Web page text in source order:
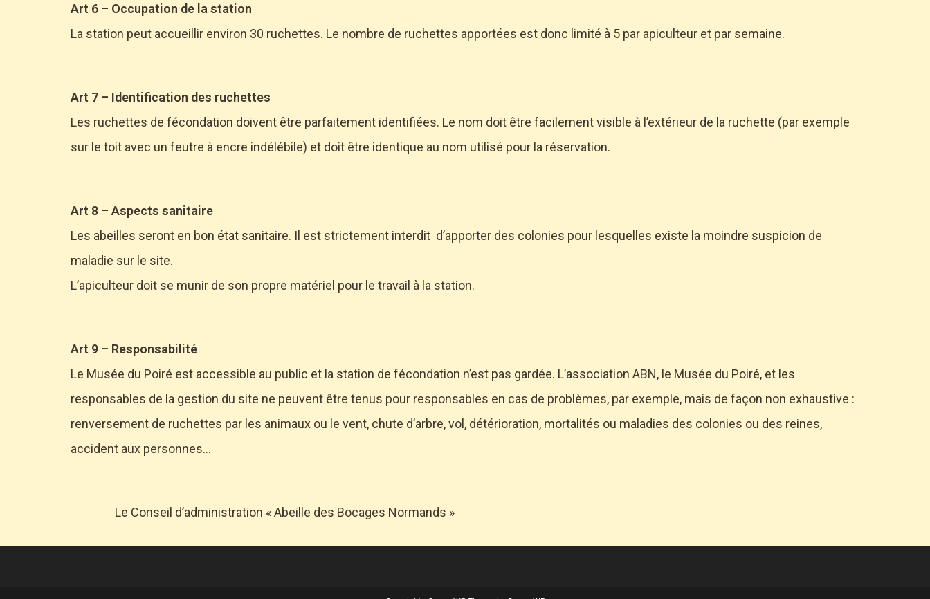
Art 6 – Occupation de la station
La station peut accueillir environ 30 ruchettes. Le nombre de ruchettes apportées est donc limité à 5 par apiculteur et par semaine.
Art 7 – Identification des ruchettes
Les ruchettes de fécondation doivent être parfaitement identifiées. Le nom doit être facilement visible à l’extérieur de la ruchette (par exemple
sur le toit avec un feutre à encre indélébile) et doit être identique au nom utilisé pour la réservation.
Art 8 – Aspects sanitaire
Les abeilles seront en bon état sanitaire. Il est strictement interdit d’apporter des colonies pour lesquelles existe la moindre suspicion de
maladie sur le site.
L’apiculteur doit se munir de son propre matériel pour le travail à la station.
Art 9 – Responsabilité
Le Musée du Poiré est accessible au public et la station de fécondation n’est pas gardée. L’association ABN, le Musée du Poiré, et les
responsables de la gestion du site ne peuvent être tenus pour responsables en cas de problèmes, par exemple, mais de façon non exhaustive :
renversement de ruchettes par les animaux ou le vent, chute d’arbre, vol, détérioration, mortalités ou maladies des colonies ou des reines,
accident aux personnes…
Le Conseil d’administration « Abeille des Bocages Normands »